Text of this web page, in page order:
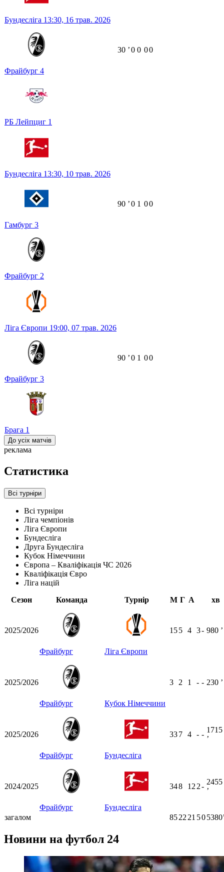
Бундесліга 13:30, 16 трав. 2026
Фрайбург 4
РБ Лейпциг 1
30 ʼ0 0 00
Бундесліга 13:30, 10 трав. 2026
Гамбург 3
Фрайбург 2
90 ʼ0 1 00
Ліга Європи 19:00, 07 трав. 2026
Фрайбург 3
Брага 1
90 ʼ0 1 00
До усіх матчів
реклама
Статистика
Всі турніри
Всі турніри
Ліга чемпіонів
Ліга Європи
Бундесліга
Друга Бундесліга
Кубок Німеччини
Європа – Кваліфікація ЧС 2026
Кваліфікація Євро
Ліга націй
Сезон
Команда Турнір М Г А хв
2025/2026
Фрайбург Ліга Європи
155 4 3- 980 ʼ
2025/2026
Фрайбург Кубок Німеччини
3 2 1 - - 230 ʼ
2025/2026
Фрайбург Бундесліга
337 4 - -
1715
ʼ
2024/2025
Фрайбург Бундесліга
348 12 2-
2455
ʼ
загалом 8522 21 50
Новини на футбол 24